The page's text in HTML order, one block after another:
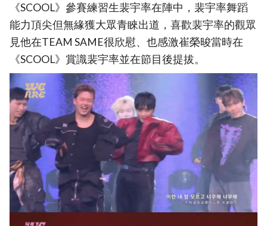
《SCOOL》參賽練習生裴宇率在陣中，裴宇率舞蹈
能力頂尖但無緣獲大眾青睞出道，喜歡裴宇率的觀眾
見他在TEAM SAME很欣慰、也感激崔榮晙當時在
《SCOOL》賞識裴宇率並在節目後提拔。